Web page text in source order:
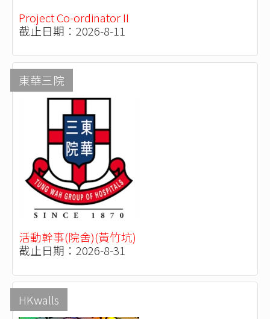
Project Co-ordinator II
截止日期：2026-8-11
東華三院
活動幹事(院舍)(黃竹坑)
截止日期：2026-8-31
HKwalls